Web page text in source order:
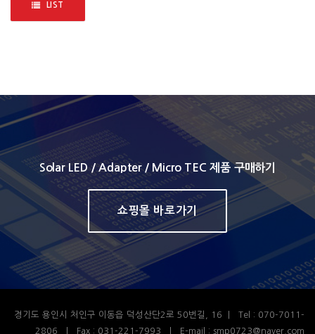
LIST
Solar LED / Adapter / Micro TEC 제품 구매하기
쇼핑몰 바로가기
경기도 용인시 처인구 이동읍 덕성산단2로 50번길, 16 | Tel : 070-7011-
2806 | Fax : 031-221-7993 | E-mail : smp0723@naver.com